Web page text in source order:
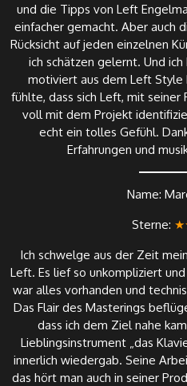
und die Tipps von Left
einfacher gemacht. Aber auch
Rücksicht auf jeden einzelnen
ich schätzen gelernt. Und
motiviert aus dem Left Style
fühlte, dass sich Left, mit seiner
voll mit dem Projekt
echt ein tolles Gefühl.
Erfahrungen und
Name:
Sterne:
Ich schwelge aus der Zeit
Left. Es lief so unkompliziert
war alles vorhanden und
Das Flair des Masterings
dass ich dem Ziel nahe
Lieblingsinstrument „das
innerlich wiedergab. Seine
das hört man auch in seiner